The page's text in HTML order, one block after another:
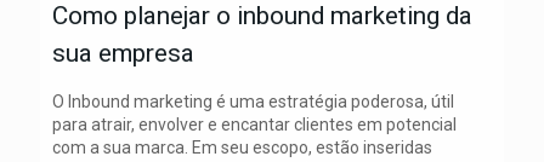
Como planejar o inbound marketing da
sua empresa
O Inbound marketing é uma estratégia poderosa, útil
para atrair, envolver e encantar clientes em potencial
com a sua marca. Em seu escopo, estão inseridas